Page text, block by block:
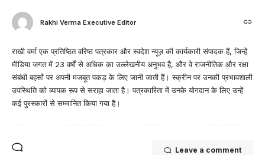
Rakhi Verma Executive Editor
राखी वर्मा एक प्रतिष्ठित वरिष्ठ पत्रकार और स्वदेश न्यूज़ की कार्यकारी संपादक हैं, जिन्हें
मीडिया जगत में 23 वर्षों से अधिक का उल्लेखनीय अनुभव है, और वे राजनीतिक और रक्षा
संबंधी बहसों पर अपनी मजबूत पकड़ के लिए जानी जाती हैं। स्क्रीन पर उनकी प्रभावशाली
उपस्थिति को व्यापक रूप से सराहा जाता है। पत्रकारिता में उनके योगदान के लिए उन्हें
कई पुरस्कारों से सम्मानित किया गया है।
Leave a comment